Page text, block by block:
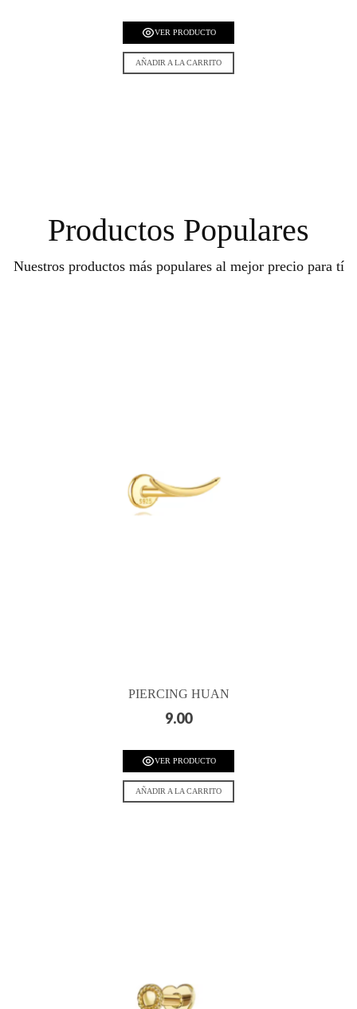
VER PRODUCTO
AÑADIR A LA CARRITO
Productos Populares
Nuestros productos más populares al mejor precio para tí
PIERCING HUAN
9.00
VER PRODUCTO
AÑADIR A LA CARRITO